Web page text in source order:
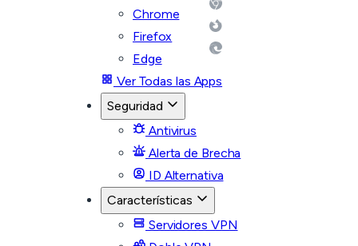
Chrome
Firefox
Edge
Ver Todas las Apps
Seguridad
Antivirus
Alerta de Brecha
ID Alternativa
Características
Servidores VPN